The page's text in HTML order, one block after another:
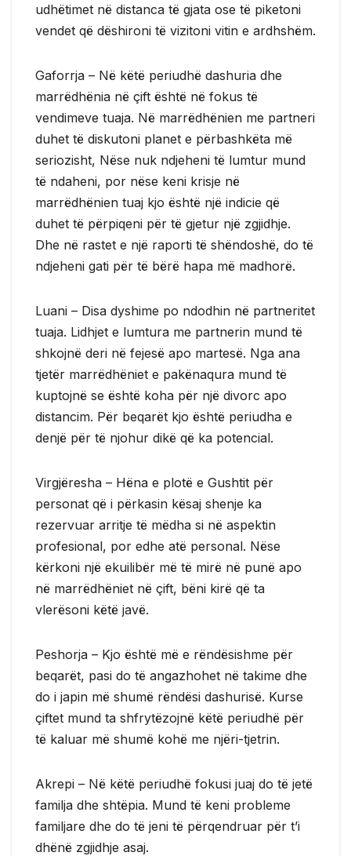
udhëtimet në distanca të gjata ose të piketoni
vendet që dëshironi të vizitoni vitin e ardhshëm.
Gaforrja – Në këtë periudhë dashuria dhe
marrëdhënia në çift është në fokus të
vendimeve tuaja. Në marrëdhënien me partneri
duhet të diskutoni planet e përbashkëta më
seriozisht, Nëse nuk ndjeheni të lumtur mund
të ndaheni, por nëse keni krisje në
marrëdhënien tuaj kjo është një indicie që
duhet të përpiqeni për të gjetur një zgjidhje.
Dhe në rastet e një raporti të shëndoshë, do të
ndjeheni gati për të bërë hapa më madhorë.
Luani – Disa dyshime po ndodhin në partneritet
tuaja. Lidhjet e lumtura me partnerin mund të
shkojnë deri në fejesë apo martesë. Nga ana
tjetër marrëdhëniet e pakënaqura mund të
kuptojnë se është koha për një divorc apo
distancim. Për beqarët kjo është periudha e
denjë për të njohur dikë që ka potencial.
Virgjëresha – Hëna e plotë e Gushtit për
personat që i përkasin kësaj shenje ka
rezervuar arritje të mëdha si në aspektin
profesional, por edhe atë personal. Nëse
kërkoni një ekuilibër më të mirë në punë apo
në marrëdhëniet në çift, bëni kirë që ta
vlerësoni këtë javë.
Peshorja – Kjo është më e rëndësishme për
beqarët, pasi do të angazhohet në takime dhe
do i japin më shumë rëndësi dashurisë. Kurse
çiftet mund ta shfrytëzojnë këtë periudhë për
të kaluar më shumë kohë me njëri-tjetrin.
Akrepi – Në këtë periudhë fokusi juaj do të jetë
familja dhe shtëpia. Mund të keni probleme
familjare dhe do të jeni të përqendruar për t’i
dhënë zgjidhje asaj.